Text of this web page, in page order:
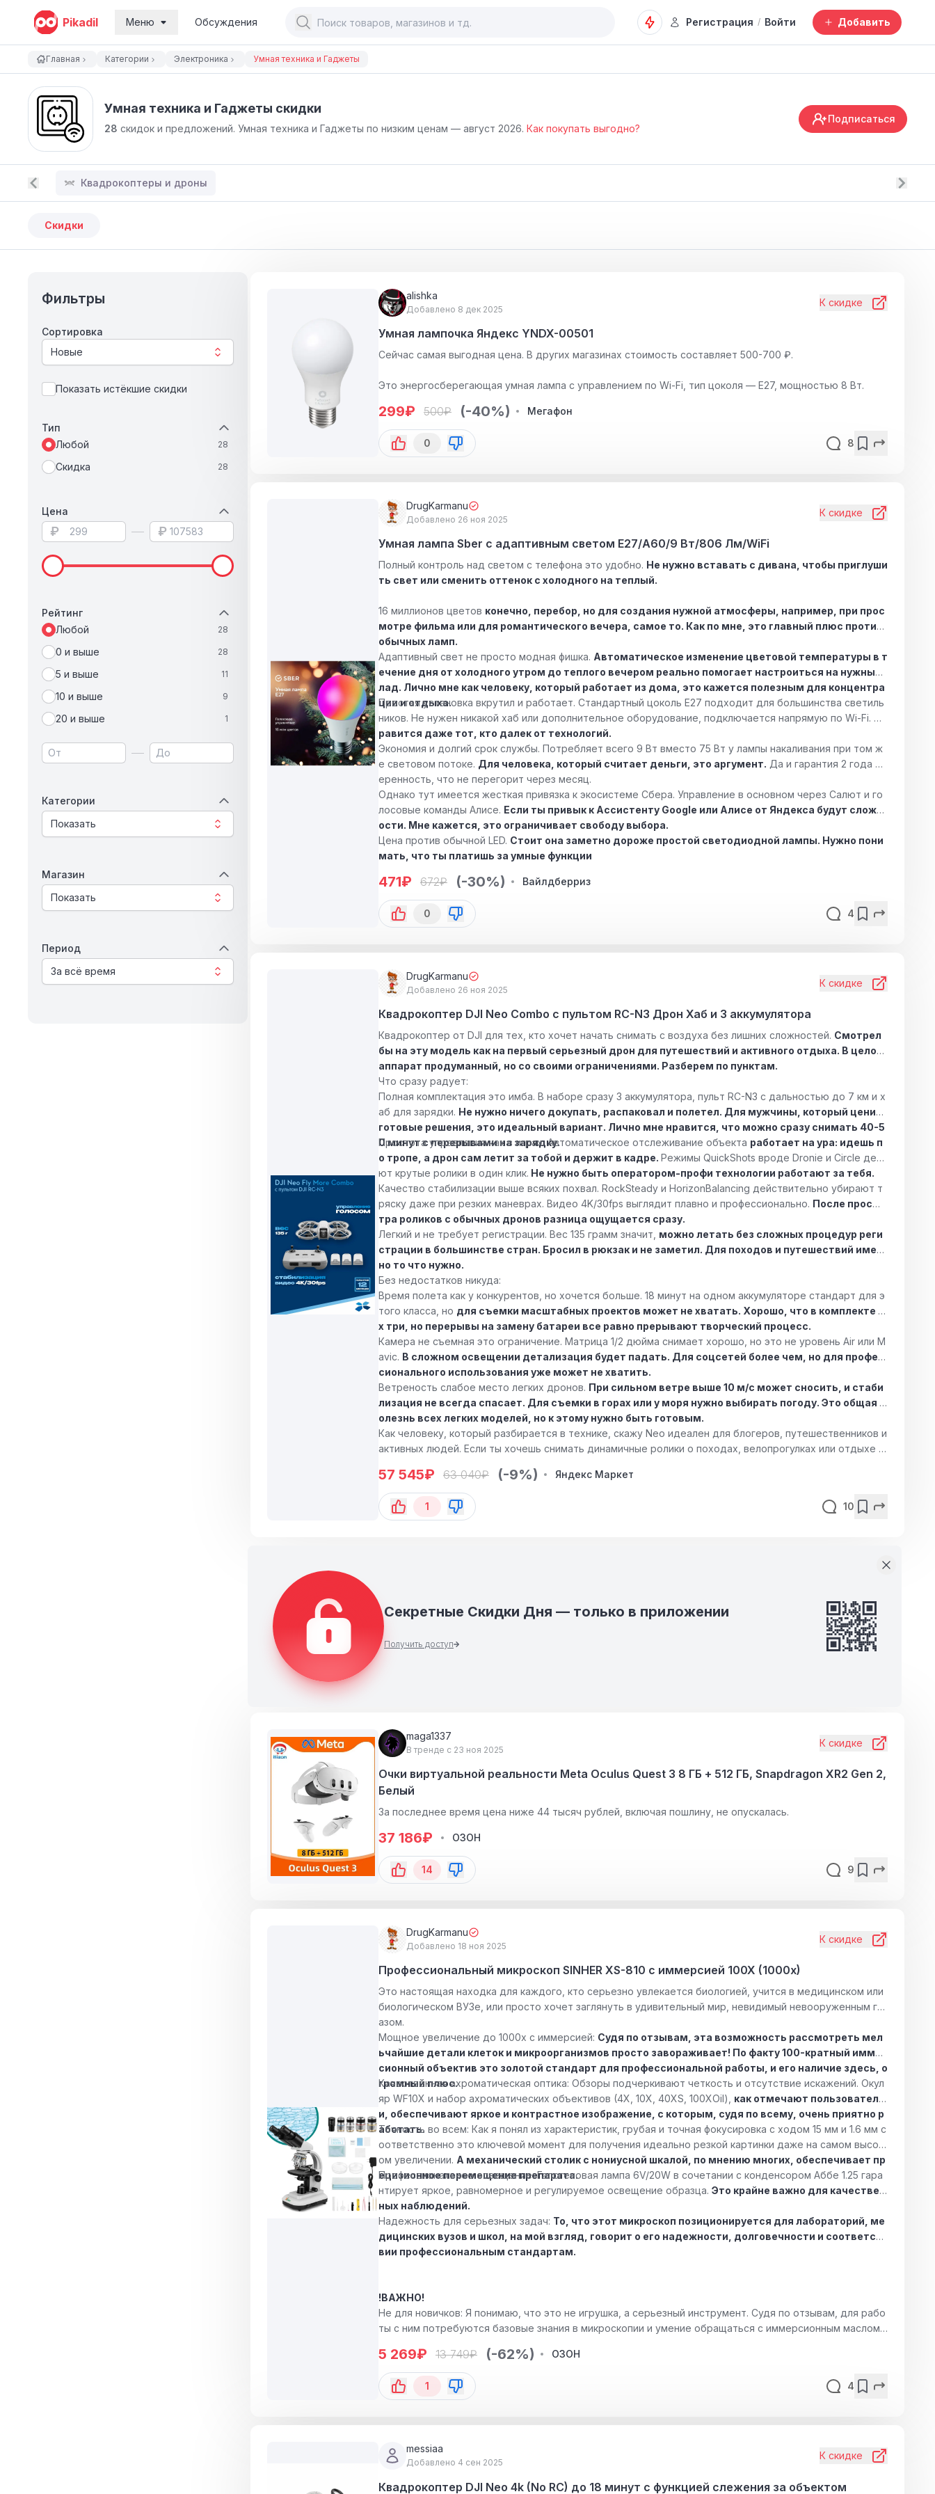
Pikadil Меню Обсуждения Регистрация / Войти Добавить
Главная Категории Электроника Умная техника и Гаджеты
Умная техника и Гаджеты cкидки
28 скидок и предложений. Умная техника и Гаджеты по низким ценам — август 2026. Как покупать выгодно?
Подписаться
Квадрокоптеры и дроны
Скидки
Фильтры
Сортировка
Новые
Показать истёкшие скидки
Тип
Любой
28
Скидка 28
Цена
₽ ₽
Рейтинг
Любой
28
0 и выше 28
5 и выше 11
10 и выше 9
20 и выше 1
Категории
Показать
Магазин
Показать
Период
За всё время
alishka
Добавлено 8 дек 2025
К скидке
Умная лампочка Яндекс YNDX-00501
Сейчас самая выгодная цена. В других магазинах стоимость составляет 500-700 ₽.
Это энергосберегающая умная лампа с управлением по Wi-Fi, тип цоколя — E27, мощностью 8 Вт.
299₽ 500₽ (-40%) Мегафон
0 8
DrugKarmanu
Добавлено 26 ноя 2025
К скидке
Умная лампа Sber с адаптивным светом E27/A60/9 Вт/806 Лм/WiFi
Полный контроль над светом с телефона это удобно. Не нужно вставать с дивана, чтобы приглуши
ть свет или сменить оттенок с холодного на теплый.
16 миллионов цветов конечно, перебор, но для создания нужной атмосферы, например, при прос
мотре фильма или для романтического вечера, самое то. Как по мне, это главный плюс против
обычных ламп.
Адаптивный свет не просто модная фишка. Автоматическое изменение цветовой температуры в т
ечение дня от холодного утром до теплого вечером реально помогает настроиться на нужный
лад. Лично мне как человеку, который работает из дома, это кажется полезным для концентра
ции и отдыха.
Простая установка вкрутил и работает. Стандартный цоколь Е27 подходит для большинства светиль
ников. Не нужен никакой хаб или дополнительное оборудование, подключается напрямую по Wi-Fi. Сп
равится даже тот, кто далек от технологий.
Экономия и долгий срок службы. Потребляет всего 9 Вт вместо 75 Вт у лампы накаливания при том ж
е световом потоке. Для человека, который считает деньги, это аргумент. Да и гарантия 2 года ув
еренность, что не перегорит через месяц.
Однако тут имеется жесткая привязка к экосистеме Сбера. Управление в основном через Салют и го
лосовые команды Алисе. Если ты привык к Ассистенту Google или Алисе от Яндекса будут сложн
ости. Мне кажется, это ограничивает свободу выбора.
Цена против обычной LED. Стоит она заметно дороже простой светодиодной лампы. Нужно пони
мать, что ты платишь за умные функции
471₽ 672₽ (-30%) Вайлдберриз
0 4
DrugKarmanu
Добавлено 26 ноя 2025
К скидке
Квадрокоптер DJI Neo Combo с пультом RC-N3 Дрон Хаб и 3 аккумулятора
Квадрокоптер от DJI для тех, кто хочет начать снимать с воздуха без лишних сложностей. Смотрел
бы на эту модель как на первый серьезный дрон для путешествий и активного отдыха. В целом
аппарат продуманный, но со своими ограничениями. Разберем по пунктам.
Что сразу радует:
Полная комплектация это имба. В наборе сразу 3 аккумулятора, пульт RC-N3 с дальностью до 7 км и х
аб для зарядки. Не нужно ничего докупать, распаковал и полетел. Для мужчины, который ценит
готовые решения, это идеальный вариант. Лично мне нравится, что можно сразу снимать 40-5
0 минут с перерывами на зарядку.
Простота управления как в играх. Автоматическое отслеживание объекта работает на ура: идешь п
о тропе, а дрон сам летит за тобой и держит в кадре. Режимы QuickShots вроде Dronie и Circle дела
ют крутые ролики в один клик. Не нужно быть оператором-профи технологии работают за тебя.
Качество стабилизации выше всяких похвал. RockSteady и HorizonBalancing действительно убирают т
ряску даже при резких маневрах. Видео 4K/30fps выглядит плавно и профессионально. После просмо
тра роликов с обычных дронов разница ощущается сразу.
Легкий и не требует регистрации. Вес 135 грамм значит, можно летать без сложных процедур реги
страции в большинстве стран. Бросил в рюкзак и не заметил. Для походов и путешествий имен
но то что нужно.
Без недостатков никуда:
Время полета как у конкурентов, но хочется больше. 18 минут на одном аккумуляторе стандарт для э
того класса, но для съемки масштабных проектов может не хватать. Хорошо, что в комплекте и
х три, но перерывы на замену батареи все равно прерывают творческий процесс.
Камера не съемная это ограничение. Матрица 1/2 дюйма снимает хорошо, но это не уровень Air или M
avic. В сложном освещении детализация будет падать. Для соцсетей более чем, но для профес
сионального использования уже может не хватить.
Ветреность слабое место легких дронов. При сильном ветре выше 10 м/с может сносить, и стаби
лизация не всегда спасает. Для съемки в горах или у моря нужно выбирать погоду. Это общая б
олезнь всех легких моделей, но к этому нужно быть готовым.
Как человеку, который разбирается в технике, скажу Neo идеален для блогеров, путешественников и
активных людей. Если ты хочешь снимать динамичные ролики о походах, велопрогулках или отдыхе н
абота в сложных погодных условиях лучше смотреть на старшие модели.
озможностей Neo более чем достаточно. Бери, не прогадаешь
57 545₽ 63 040₽ (-9%) Яндекс Маркет
1 10
Секретные Скидки Дня — только в приложении
Получить доступ
maga1337
В тренде с 23 ноя 2025
К скидке
Очки виртуальной реальности Meta Oculus Quest 3 8 ГБ + 512 ГБ, Snapdragon XR2 Gen 2,
Белый
За последнее время цена ниже 44 тысяч рублей, включая пошлину, не опускалась.
37 186₽ ОЗОН
14 9
DrugKarmanu
Добавлено 18 ноя 2025
К скидке
Профессиональный микроскоп SINHER XS-810 с иммерсией 100X (1000x)
Это настоящая находка для каждого, кто серьезно увлекается биологией, учится в медицинском или
биологическом ВУЗе, или просто хочет заглянуть в удивительный мир, невидимый невооруженным гл
азом.
Мощное увеличение до 1000x с иммерсией: Судя по отзывам, эта возможность рассмотреть мел
ьчайшие детали клеток и микроорганизмов просто завораживает! По факту 100-кратный иммер
сионный объектив это золотой стандарт для профессиональной работы, и его наличие здесь, о
громный плюс.
Качественная ахроматическая оптика: Обзоры подчеркивают четкость и отсутствие искажений. Окул
яр WF10X и набор ахроматических объективов (4X, 10X, 40XS, 100XOil), как отмечают пользовател
и, обеспечивают яркое и контрастное изображение, с которым, судя по всему, очень приятно р
аботать.
Точность во всем: Как я понял из характеристик, грубая и точная фокусировка с ходом 15 мм и 1.6 мм с
оответственно это ключевой момент для получения идеально резкой картинки даже на самом высок
ом увеличении. А механический столик с нониусной шкалой, по мнению многих, обеспечивает пр
ецизионное перемещение препарата.
Профессиональное освещение: Галогеновая лампа 6V/20W в сочетании с конденсором Аббе 1.25 гара
нтирует яркое, равномерное и регулируемое освещение образца. Это крайне важно для качествен
ных наблюдений.
Надежность для серьезных задач: То, что этот микроскоп позиционируется для лабораторий, ме
дицинских вузов и школ, на мой взгляд, говорит о его надежности, долговечности и соответст
вии профессиональным стандартам.
!ВАЖНО!
Не для новичков: Я понимаю, что это не игрушка, а серьезный инструмент. Судя по отзывам, для рабо
ты с ним потребуются базовые знания в микроскопии и умение обращаться с иммерсионным маслом.
быть готовым к изучению азов.
5 269₽ 13 749₽ (-62%) ОЗОН
1 4
messiaa
Добавлено 4 сен 2025
К скидке
Квадрокоптер DJI Neo 4k (No RC) до 18 минут с функцией слежения за объектом